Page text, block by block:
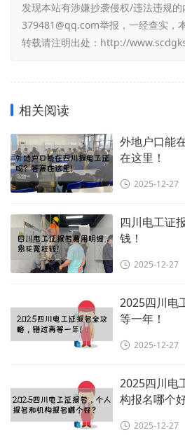
发现本站有涉嫌抄袭侵权/违法违规
379481@qq.com举报，一经查实，
转载请注明出处： http://
相关阅读
外地户口能
在这里！
2025-12-27
四川电工证
钱！
2025-12-27
2025四川电
等一年！
2025-12-27
2025四川电
构报名哪个
2025-12-27